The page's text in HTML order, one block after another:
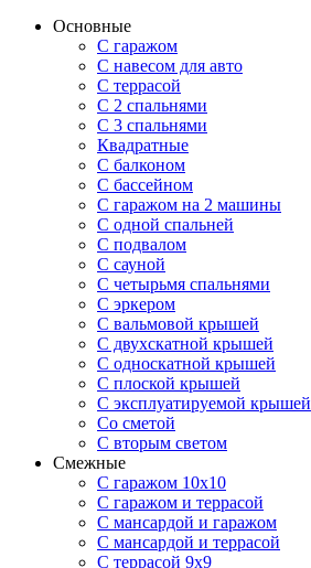
Основные
С гаражом
С навесом для авто
С террасой
С 2 спальнями
С 3 спальнями
Квадратные
С балконом
С бассейном
С гаражом на 2 машины
С одной спальней
С подвалом
С сауной
С четырьмя спальнями
С эркером
С вальмовой крышей
С двухскатной крышей
С односкатной крышей
С плоской крышей
С эксплуатируемой крышей
Со сметой
С вторым светом
Смежные
С гаражом 10х10
С гаражом и террасой
С мансардой и гаражом
С мансардой и террасой
С террасой 9х9